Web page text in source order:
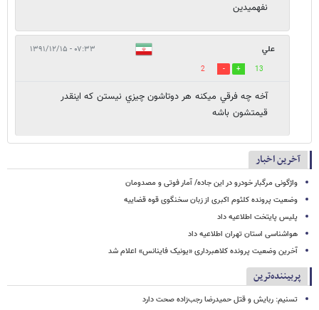
نفهمیدین
علي ۰۷:۳۳ - ۱۳۹۱/۱۲/۱۵
13
2
آخه چه فرقي ميكنه هر دوتاشون چيزي نيستن كه اينقدر
قيمتشون باشه
آخرین اخبار
واژگونی مرگبار خودرو در این جاده/ آمار فوتی و مصدومان
وضعیت پرونده کلثوم اکبری از زبان سخنگوی قوه قضاییه
پلیس پایتخت اطلاعیه داد
هواشناسی استان تهران اطلاعیه داد
آخرین وضعیت پرونده کلاهبرداری «یونیک فاینانس» اعلام شد
پربیننده‌ترین
تسنیم: ربایش و قتل حمیدرضا رجب‌زاده صحت دارد